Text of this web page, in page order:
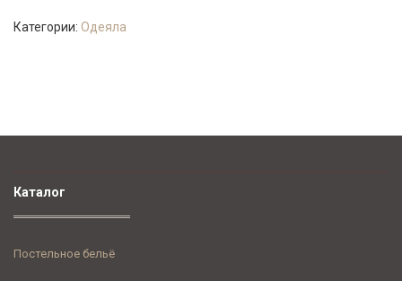
Категории: Одеяла
Каталог
Постельное бельё